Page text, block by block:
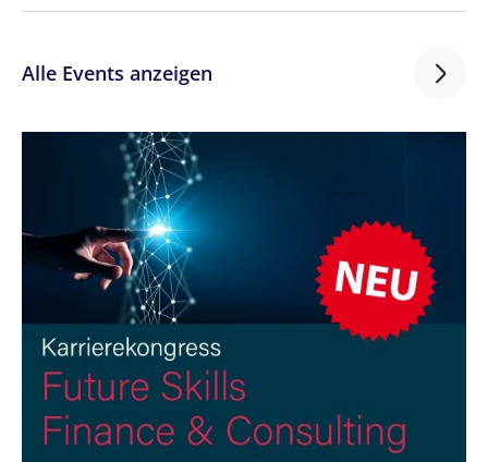
Alle Events anzeigen